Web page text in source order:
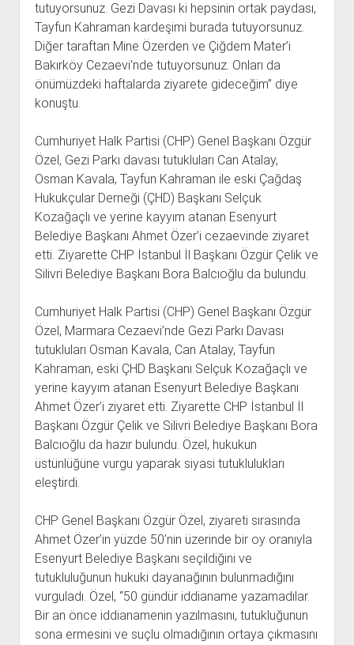
tutuyorsunuz. Gezi Davası ki hepsinin ortak paydası,
Tayfun Kahraman kardeşimi burada tutuyorsunuz.
Diğer taraftan Mine Özerden ve Çiğdem Mater’i
Bakırköy Cezaevi’nde tutuyorsunuz. Onları da
önümüzdeki haftalarda ziyarete gideceğim” diye
konuştu.
Cumhuriyet Halk Partisi (CHP) Genel Başkanı Özgür
Özel, Gezi Parkı davası tutukluları Can Atalay,
Osman Kavala, Tayfun Kahraman ile eski Çağdaş
Hukukçular Derneği (ÇHD) Başkanı Selçuk
Kozağaçlı ve yerine kayyım atanan Esenyurt
Belediye Başkanı Ahmet Özer’i cezaevinde ziyaret
etti. Ziyarette CHP İstanbul İl Başkanı Özgür Çelik ve
Silivri Belediye Başkanı Bora Balcıoğlu da bulundu.
Cumhuriyet Halk Partisi (CHP) Genel Başkanı Özgür
Özel, Marmara Cezaevi’nde Gezi Parkı Davası
tutukluları Osman Kavala, Can Atalay, Tayfun
Kahraman, eski ÇHD Başkanı Selçuk Kozağaçlı ve
yerine kayyım atanan Esenyurt Belediye Başkanı
Ahmet Özer’i ziyaret etti. Ziyarette CHP İstanbul İl
Başkanı Özgür Çelik ve Silivri Belediye Başkanı Bora
Balcıoğlu da hazır bulundu. Özel, hukukun
üstünlüğüne vurgu yaparak siyasi tutuklulukları
eleştirdi.
CHP Genel Başkanı Özgür Özel, ziyareti sırasında
Ahmet Özer’in yüzde 50’nin üzerinde bir oy oranıyla
Esenyurt Belediye Başkanı seçildiğini ve
tutukluluğunun hukuki dayanağının bulunmadığını
vurguladı. Özel, “50 gündür iddianame yazamadılar.
Bir an önce iddianamenin yazılmasını, tutukluğunun
sona ermesini ve suçlu olmadığının ortaya çıkmasını